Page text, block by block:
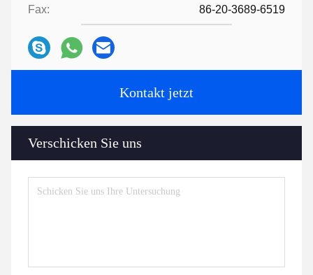
Fax: 86-20-3689-6519
Kontakt jetzt
Verschicken Sie uns